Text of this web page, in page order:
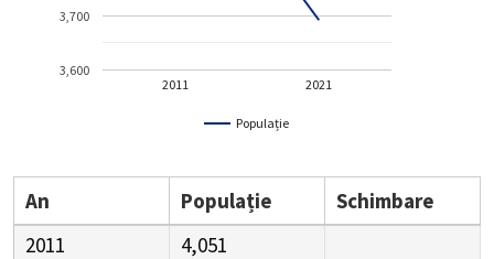
Populație
2011 2021
3,600
3,700
An Populație
Schimbare
2011
4,051